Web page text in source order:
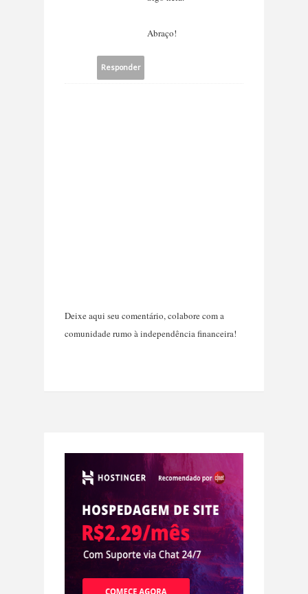
Abraço!
Responder
Deixe aqui seu comentário, colabore com a
comunidade rumo à independência financeira!